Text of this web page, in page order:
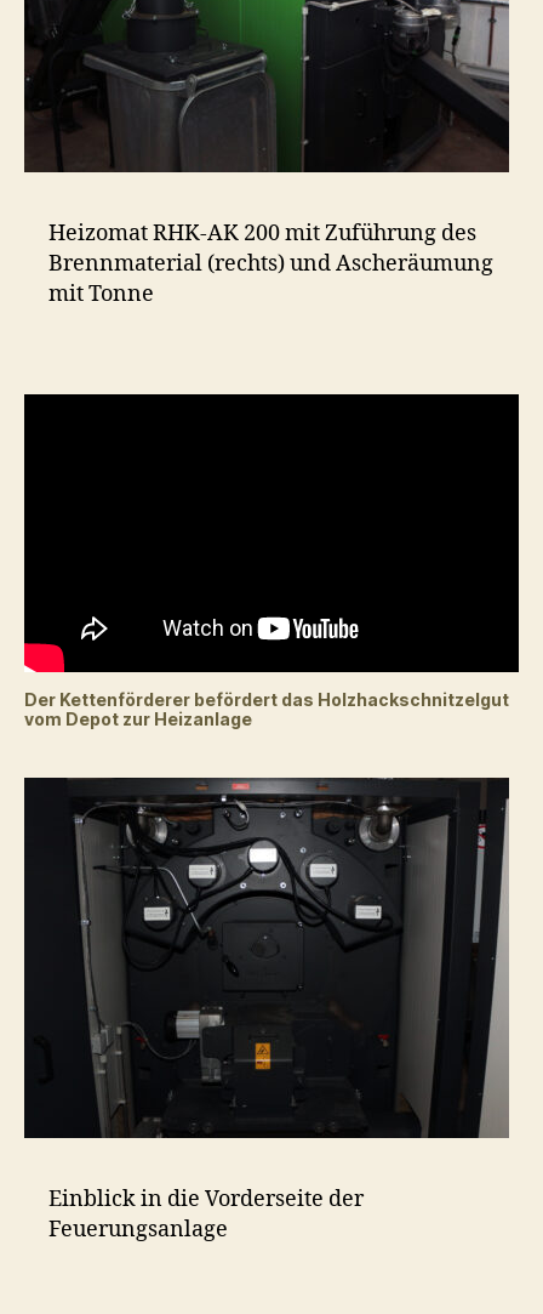
Heizomat RHK-AK 200 mit Zuführung des
Brennmaterial (rechts) und Ascheräumung
mit Tonne
Der Kettenförderer befördert das Holzhackschnitzelgut
vom Depot zur Heizanlage
Einblick in die Vorderseite der
Feuerungsanlage